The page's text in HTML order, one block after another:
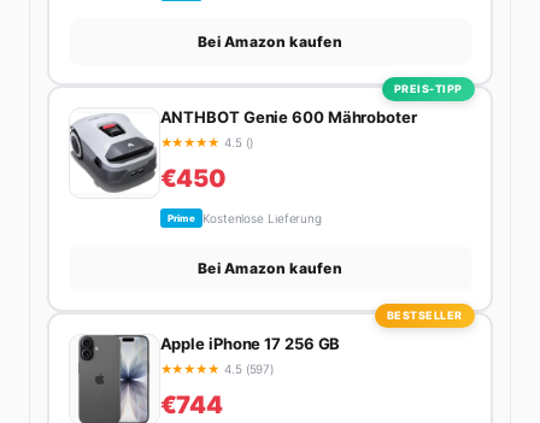
Bei Amazon kaufen
PREIS-TIPP
ANTHBOT Genie 600 Mähroboter
★★★★★ 4.5 ()
€450
Prime Kostenlose Lieferung
Bei Amazon kaufen
BESTSELLER
Apple iPhone 17 256 GB
★★★★★ 4.5 (597)
€744